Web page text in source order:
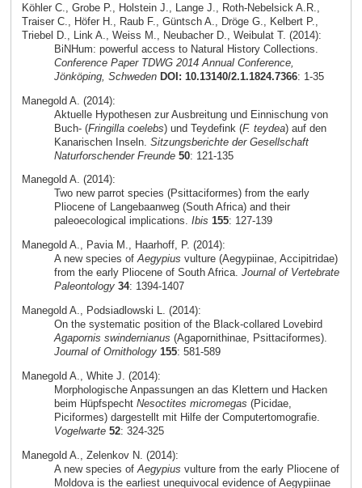
Köhler C., Grobe P., Holstein J., Lange J., Roth-Nebelsick A.R.,
Traiser C., Höfer H., Raub F., Güntsch A., Dröge G., Kelbert P.,
Triebel D., Link A., Weiss M., Neubacher D., Weibulat T. (2014):
BiNHum: powerful access to Natural History Collections.
Conference Paper TDWG 2014 Annual Conference,
Jönköping, Schweden DOI: 10.13140/2.1.1824.7366: 1-35
Manegold A. (2014):
Aktuelle Hypothesen zur Ausbreitung und Einnischung von
Buch- (Fringilla coelebs) und Teydefink (F. teydea) auf den
Kanarischen Inseln. Sitzungsberichte der Gesellschaft
Naturforschender Freunde 50: 121-135
Manegold A. (2014):
Two new parrot species (Psittaciformes) from the early
Pliocene of Langebaanweg (South Africa) and their
paleoecological implications. Ibis 155: 127-139
Manegold A., Pavia M., Haarhoff, P. (2014):
A new species ofAegypius vulture (Aegypiinae, Accipitridae)
from the early Pliocene of South Africa. Journal of Vertebrate
Paleontology 34: 1394-1407
Manegold A., Podsiadlowski L. (2014):
On the systematic position of the Black-collared Lovebird
Agapornis swindernianus (Agapornithinae, Psittaciformes).
Journal of Ornithology 155: 581-589
Manegold A., White J. (2014):
Morphologische Anpassungen an das Klettern und Hacken
beim Hüpfspecht Nesoctites micromegas (Picidae,
Piciformes) dargestellt mit Hilfe der Computertomografie.
Vogelwarte 52: 324-325
Manegold A., Zelenkov N. (2014):
A new species of Aegypius vulture from the early Pliocene of
Moldova is the earliest unequivocal evidence of Aegypiinae